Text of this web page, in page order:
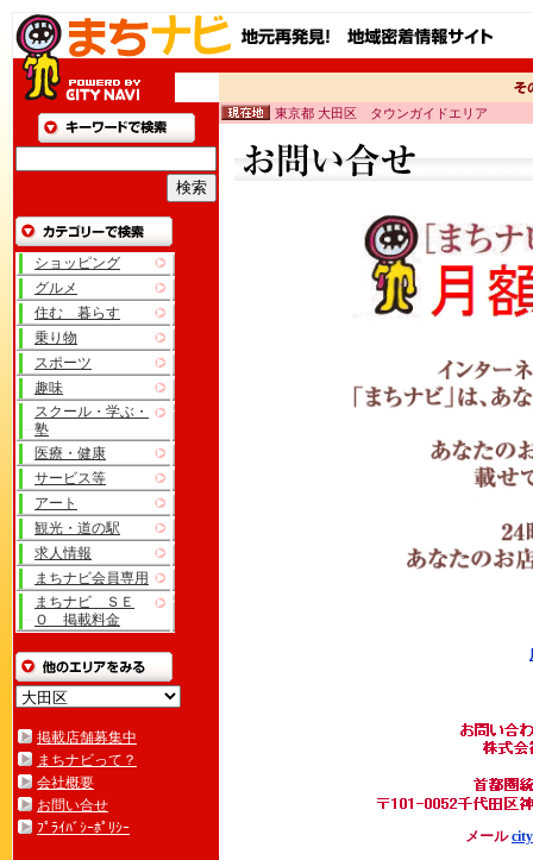
ショッピング
グルメ
住む 暮らす
乗り物
スポーツ
趣味
スクール・学ぶ・
塾
医療・健康
サービス等
アート
観光・道の駅
求人情報
まちナビ会員専用
まちナビ ＳＥ
Ｏ 掲載料金
掲載店舗募集中
まちナビって？
会社概要
お問い合せ
ﾌﾟﾗｲﾊﾞｼｰﾎﾟﾘｼｰ
東京都 大田区 タウンガイドエリア
メール